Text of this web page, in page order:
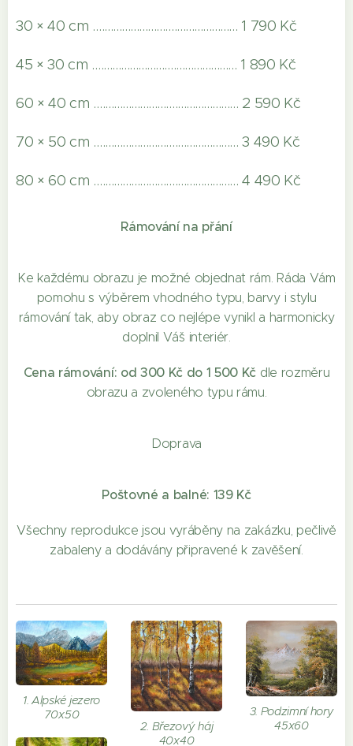
30 × 40 cm .................................................. 1 790 Kč
45 × 30 cm .................................................. 1 890 Kč
60 × 40 cm .................................................. 2 590 Kč
70 × 50 cm .................................................. 3 490 Kč
80 × 60 cm .................................................. 4 490 Kč
Rámování na přání
Ke každému obrazu je možné objednat rám. Ráda Vám
pomohu s výběrem vhodného typu, barvy i stylu
rámování tak, aby obraz co nejlépe vynikl a harmonicky
doplnil Váš interiér.
Cena rámování: od 300 Kč do 1 500 Kč dle rozměru
obrazu a zvoleného typu rámu.
Doprava
Poštovné a balné: 139 Kč
Všechny reprodukce jsou vyráběny na zakázku, pečlivě
zabaleny a dodávány připravené k zavěšení.
1. Alpské jezero
70x50
2. Březový háj
40x40
3. Podzimní hory
45x60